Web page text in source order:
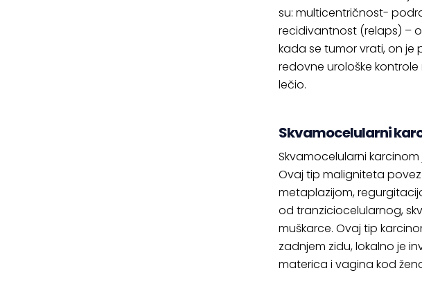
su: multicentričnost-
recidivantnost (relaps) –
kada se tumor vrati, on je
redovne urološke
lečio.
Skvamocelularni
Skvamocelularni
Ovaj tip maligniteta
metaplazijom,
od tranziciocelularnog,
muškarce. Ovaj tip
zadnjem zidu, lokalno je
materica i vagina kod